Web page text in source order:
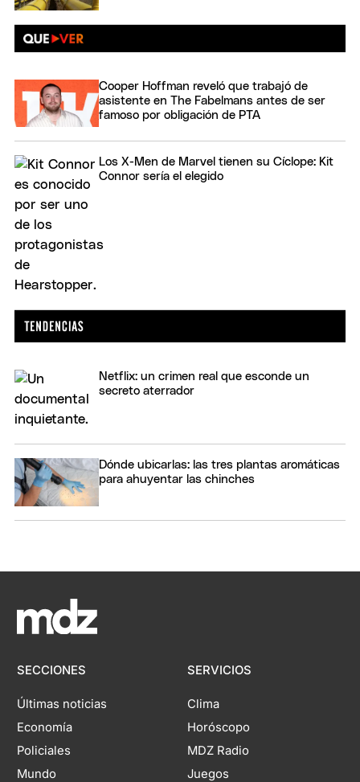
Cooper Hoffman reveló que trabajó de
asistente en The Fabelmans antes de ser
famoso por obligación de PTA
Los X-Men de Marvel tienen su Cíclope: Kit
Connor sería el elegido
Netflix: un crimen real que esconde un
secreto aterrador
Dónde ubicarlas: las tres plantas aromáticas
para ahuyentar las chinches
SECCIONES
Últimas noticias
Economía
Policiales
Mundo
SERVICIOS
Clima
Horóscopo
MDZ Radio
Juegos